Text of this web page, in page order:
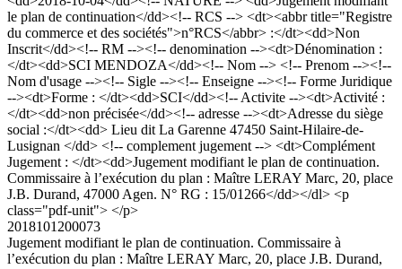
le plan de continuation</dd><!-- RCS --> <dt><abbr title="Registre
du commerce et des sociétés">n°RCS</abbr> :</dt><dd>Non
Inscrit</dd><!-- RM --><!-- denomination --><dt>Dénomination :
</dt><dd>SCI MENDOZA</dd><!-- Nom --> <!-- Prenom --><!--
Nom d'usage --><!-- Sigle --><!-- Enseigne --><!-- Forme Juridique
--><dt>Forme : </dt><dd>SCI</dd><!-- Activite --><dt>Activité :
</dt><dd>non précisée</dd><!-- adresse --><dt>Adresse du siège
social :</dt><dd> Lieu dit La Garenne 47450 Saint-Hilaire-de-
Lusignan </dd> <!-- complement jugement --> <dt>Complément
Jugement : </dt><dd>Jugement modifiant le plan de continuation.
Commissaire à l’exécution du plan : Maître LERAY Marc, 20, place
J.B. Durand, 47000 Agen. N° RG : 15/01266</dd></dl> <p
class="pdf-unit"> </p>
2018101200073
Jugement modifiant le plan de continuation. Commissaire à
l’exécution du plan : Maître LERAY Marc, 20, place J.B. Durand,